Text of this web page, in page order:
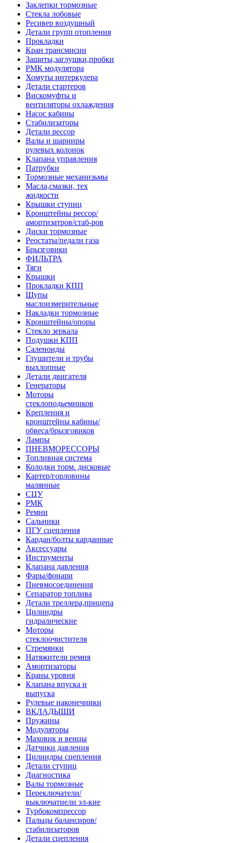
Заклепки тормозные
Стекла лобовые
Ресивер воздушный
Детали групп отопления
Прокладки
Кран трансмисии
Защиты,заглушки,пробки
РМК модулятора
Хомуты интеркулера
Детали стартеров
Вискомуфты и
вентиляторы охлаждения
Насос кабины
Стабилизаторы
Детали рессор
Валы и шарниры
рулевых колонок
Клапана управления
Патрубки
Тормозные механизьмы
Масла,смазки, тех
жидкости
Крышки ступиц
Кронштейны рессор/
амортизатров/стаб-ров
Диски тормозные
Реостаты/педали газа
Брызговики
ФИЛЬТРА
Тяги
Крышки
Прокладки КПП
Щупы
маслоизмерительные
Накладки тормозные
Кронштейны/опоры
Стекло зеркала
Подушки КПП
Саленоиды
Глушители и трубы
выхлопные
Детали двигателя
Генераторы
Моторы
стеклоподьемников
Крепления и
кронштейны кабины/
обвеса/брызговиков
Лампы
ПНЕВМОРЕССОРЫ
Топливная система
Колодки торм. дисковые
Картер/горловины
малянные
СЦУ
РМК
Ремни
Сальники
ПГУ сцепления
Кардан/болты карданные
Аксессуары
Инструменты
Клапана давления
Фары/фонари
Пневмосоединения
Сепаратор топлива
Детали треллера,прицепа
Цилиндры
гидралические
Моторы
стеклоочистителя
Стремянки
Натяжители ремня
Амортизаторы
Краны уровня
Клапана впуска и
выпуска
Рулевые наконечники
ВКЛАДЫШИ
Пружины
Модуляторы
Маховик и венцы
Датчики давления
Цилиндры сцепления
Детали ступиц
Диагностика
Валы тормозные
Переключатели/
выключатиели эл-кие
Турбокомпрессор
Пальцы балансиров/
стабилизаторов
Детали сцепления